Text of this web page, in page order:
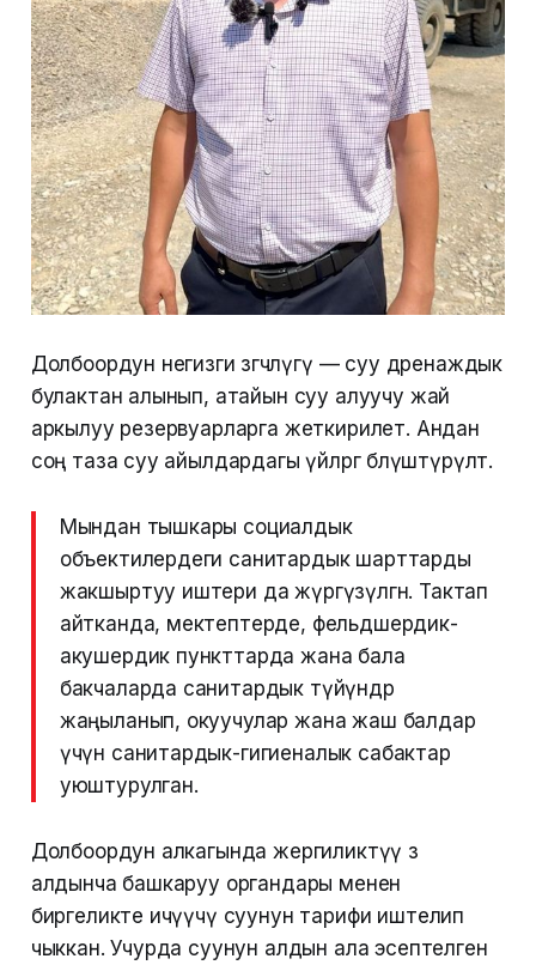
Долбоордун негизги өзгөчөлүгү — суу дренаждык
булактан алынып, атайын суу алуучу жай
аркылуу резервуарларга жеткирилет. Андан
соң таза суу айылдардагы үйлөргө бөлүштүрүлөт.
Мындан тышкары социалдык
объектилердеги санитардык шарттарды
жакшыртуу иштери да жүргүзүлгөн. Тактап
айтканда, мектептерде, фельдшердик-
акушердик пункттарда жана бала
бакчаларда санитардык түйүндөр
жаңыланып, окуучулар жана жаш балдар
үчүн санитардык-гигиеналык сабактар
уюштурулган.
Долбоордун алкагында жергиликтүү өз
алдынча башкаруу органдары менен
биргеликте ичүүчү суунун тарифи иштелип
чыккан. Учурда суунун алдын ала эсептелген